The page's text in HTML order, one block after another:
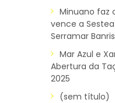
Minuano faz
vence a
Serramar
Mar Azul e
Abertura da
2025
(sem título)